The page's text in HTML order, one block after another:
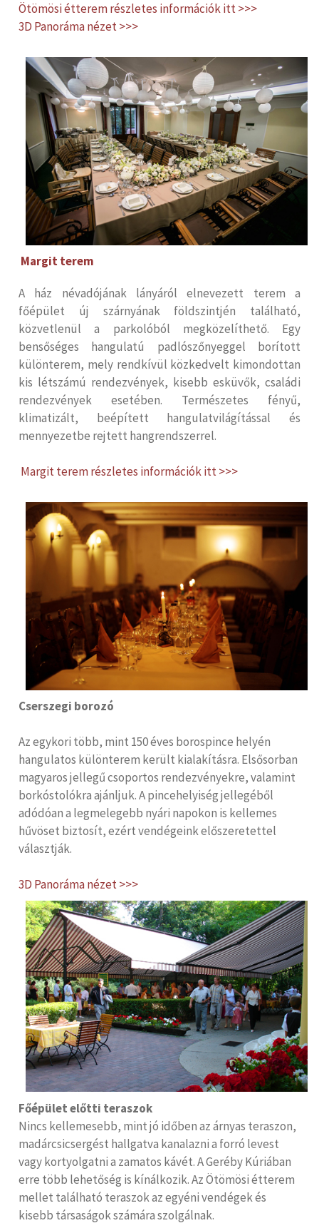
Ötömösi étterem részletes információk itt >>>
3D Panoráma nézet >>>
Margit terem
A ház névadójának lányáról elnevezett terem a
főépület új szárnyának földszintjén található,
közvetlenül a parkolóból megközelíthető. Egy
bensőséges hangulatú padlószőnyeggel borított
különterem, mely rendkívül közkedvelt kimondottan
kis létszámú rendezvények, kisebb esküvők, családi
rendezvények esetében. Természetes fényű,
klimatizált, beépített hangulatvilágítással és
mennyezetbe rejtett hangrendszerrel.
Margit terem részletes információk itt >>>
Cserszegi borozó
Az egykori több, mint 150 éves borospince helyén
hangulatos különterem került kialakításra. Elsősorban
magyaros jellegű csoportos rendezvényekre, valamint
borkóstolókra ajánljuk. A pincehelyiség jellegéből
adódóan a legmelegebb nyári napokon is kellemes
hűvöset biztosít, ezért vendégeink előszeretettel
választják.
3D Panoráma nézet >>>
Főépület előtti teraszok
Nincs kellemesebb, mint jó időben az árnyas teraszon,
madárcsicsergést hallgatva kanalazni a forró levest
vagy kortyolgatni a zamatos kávét. A Geréby Kúriában
erre több lehetőség is kínálkozik. Az Ötömösi étterem
mellet található teraszok az egyéni vendégek és
kisebb társaságok számára szolgálnak.